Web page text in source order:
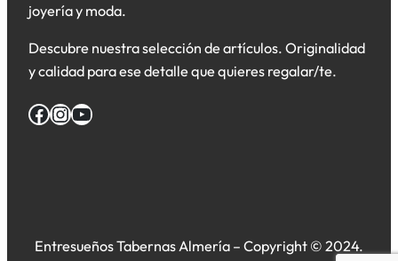
joyería y moda.
Descubre nuestra selección de artículos. Originalidad
y calidad para ese detalle que quieres regalar/te.
Facebook InstagramYouTube
Entresueños Tabernas Almería – Copyright © 2024.